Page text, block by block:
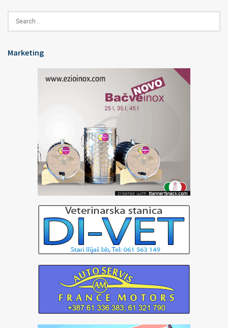
Marketing